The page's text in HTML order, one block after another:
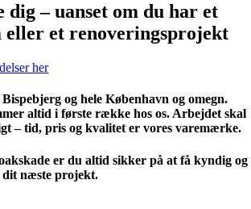
dig – uanset om du har et
eller et renoveringsprojekt
her
og hele København og omegn.
altid i første række hos os. Arbejdet skal
– tid, pris og kvalitet er vores varemærke.
er du altid sikker på at få kyndig og
næste projekt.